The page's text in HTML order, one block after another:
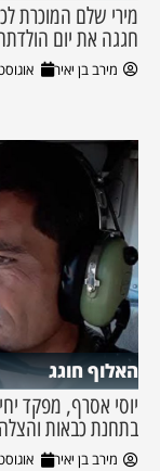
מירי שלם המוכרת
חגגה את יום
מירב בן יאיר אוגוסט 4,
האלוף חוגג
יוסי אסרף, מפקד
בתחנת כבאות
מירב בן יאיר אוגוסט 4,